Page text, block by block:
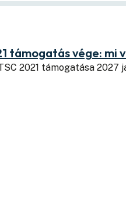
támogatás vége: mi
2021 támogatása 2027